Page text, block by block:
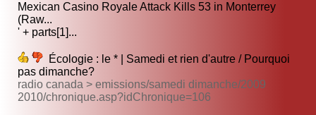
Mexican Casino Royale Attack Kills 53 in Monterrey
(Raw...
' + parts[1]...
Écologie : le * | Samedi et rien d'autre / Pourquoi
pas dimanche?
radio canada > emissions/samedi dimanche/2009
2010/chronique.asp?idChronique=106